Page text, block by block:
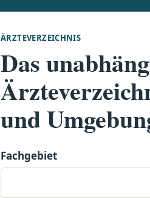
ÄRZTEVERZEICHNIS
Das
und
Fachgebiet